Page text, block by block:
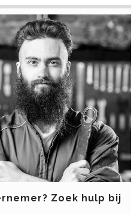
Zoek hulp bij